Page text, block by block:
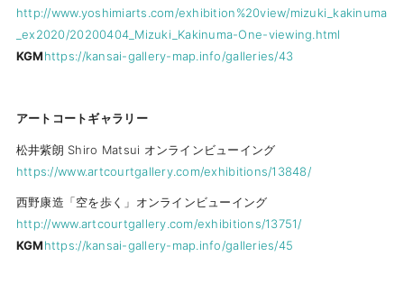
http://www.yoshimiarts.com/exhibition%20view/mizuki_kakinuma
_ex2020/20200404_Mizuki_Kakinuma-One-viewing.html
KGMhttps://kansai-gallery-map.info/galleries/43
アートコートギャラリー
松井紫朗 Shiro Matsui オンラインビューイング
https://www.artcourtgallery.com/exhibitions/13848/
西野康造「空を歩く」オンラインビューイング
http://www.artcourtgallery.com/exhibitions/13751/
KGMhttps://kansai-gallery-map.info/galleries/45